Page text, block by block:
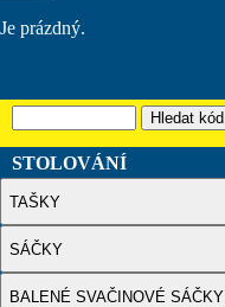
Je prázdný.
STOLOVÁNÍ
TAŠKY
SÁČKY
BALENÉ SVAČINOVÉ SÁČKY